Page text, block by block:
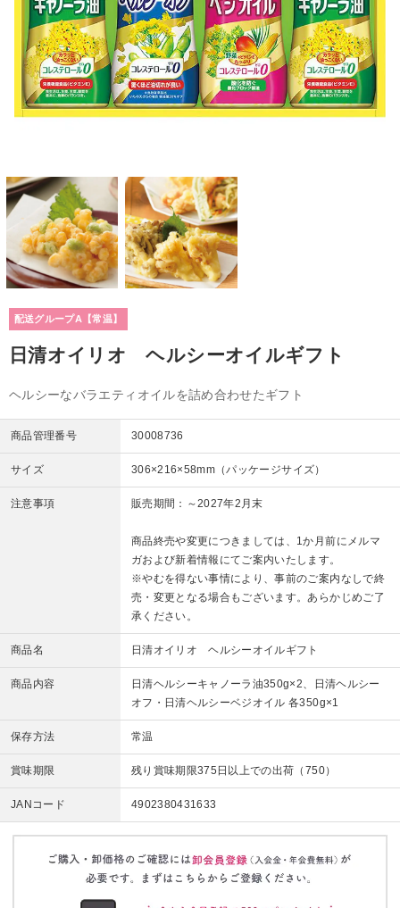
配送グループA【常温】
日清オイリオ ヘルシーオイルギフト
ヘルシーなバラエティオイルを詰め合わせたギフト
商品管理番号 30008736
サイズ 306×216×58mm（パッケージサイズ）
注意事項 販売期間：～2027年2月末
商品終売や変更につきましては、1か月前にメルマ
ガおよび新着情報にてご案内いたします。
※やむを得ない事情により、事前のご案内なしで終
売・変更となる場合もございます。あらかじめご了
承ください。
商品名 日清オイリオ ヘルシーオイルギフト
商品内容
日清ヘルシーキャノーラ油350g×2、日清ヘルシー
オフ・日清ヘルシーベジオイル 各350g×1
保存方法 常温
賞味期限 残り賞味期限375日以上での出荷（750）
JANコード 4902380431633